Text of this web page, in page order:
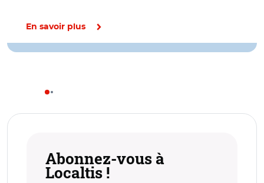
En savoir plus
Abonnez-vous à
Localtis !